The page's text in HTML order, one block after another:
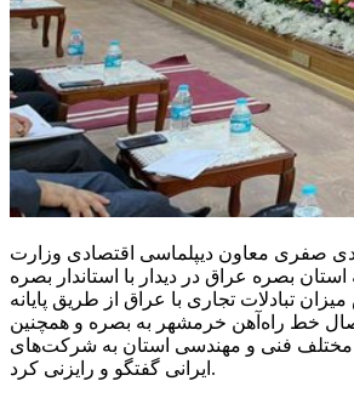
صفری معاون دیپلماسی اقتصادی وزارت
بصره عراق در دیدار با استاندار بصره
تبادلات تجاری با عراق از طریق پایانه
خط راه‌آهن خرمشهر به بصره و همچنین
مختلف فنی و مهندسی استان به شرکت‌های
ایرانی گفتگو و رایزنی کرد.